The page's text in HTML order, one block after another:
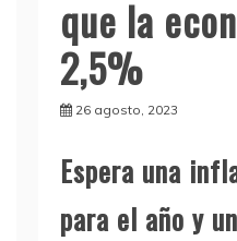
que la
2,5%
26 agosto, 2023
Espera una
para el año y